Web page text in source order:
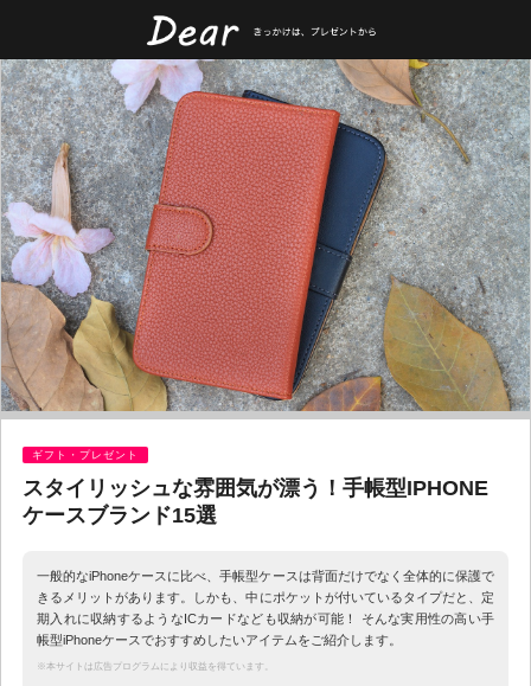
ギフト・プレゼント
スタイリッシュな雰囲気が漂う！手帳型IPHONE
ケースブランド15選
一般的なiPhoneケースに比べ、手帳型ケースは背面だけでなく全体的に保護で
きるメリットがあります。しかも、中にポケットが付いているタイプだと、定
期入れに収納するようなICカードなども収納が可能！ そんな実用性の高い手
帳型iPhoneケースでおすすめしたいアイテムをご紹介します。
※本サイトは広告プログラムにより収益を得ています。